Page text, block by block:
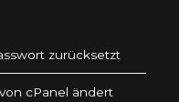
zurücksetzt
cPanel ändert